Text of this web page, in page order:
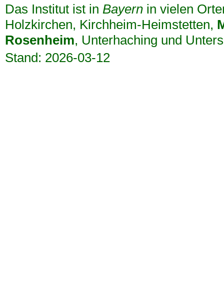
Das Institut ist in Bayernin vielen
Holzkirchen, Kirchheim-Heimstetten,
Rosenheim, Unterhaching und
Stand: 2026-03-12